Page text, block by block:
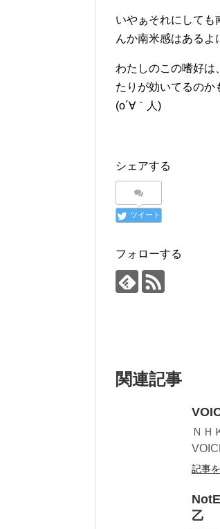
いやぁそれにしても
んか南米感はあるよ
わたしのこの嗜好は
たりが効いてるのか
(o´∀｀人)
シェアする
ツイート
フォローする
関連記事
ＮＨ
記事
乙